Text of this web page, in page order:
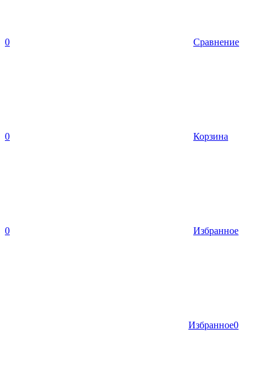
0 Сравнение
0 Корзина
0 Избранное
Избранное0